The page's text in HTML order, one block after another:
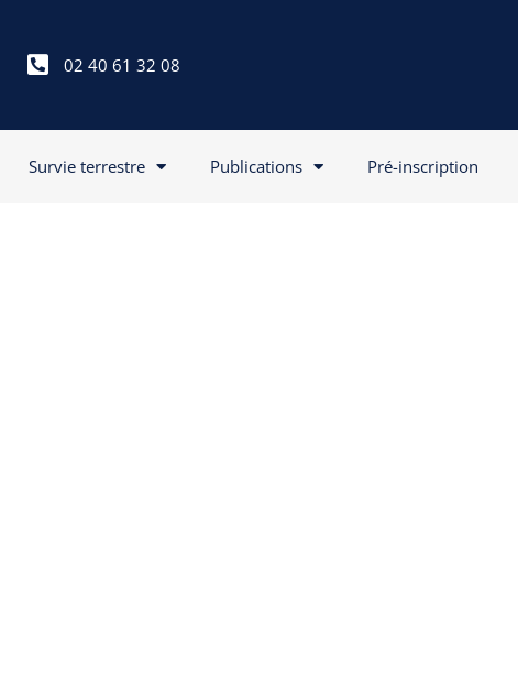
02 40 61 32 08
Survie terrestre Publications Pré-inscription